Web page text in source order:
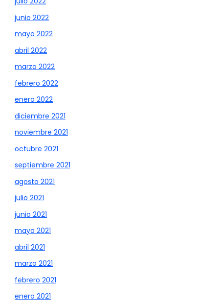
junio 2022
mayo 2022
abril 2022
marzo 2022
febrero 2022
enero 2022
diciembre 2021
noviembre 2021
octubre 2021
septiembre 2021
agosto 2021
julio 2021
junio 2021
mayo 2021
abril 2021
marzo 2021
febrero 2021
enero 2021